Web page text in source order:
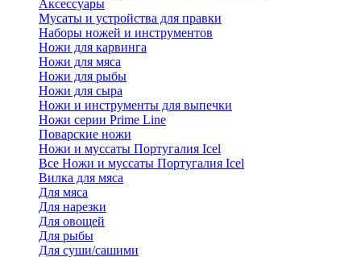
Аксессуары
Мусаты и устройства для правки
Наборы ножей и инструментов
Ножи для карвинга
Ножи для мяса
Ножи для рыбы
Ножи для сыра
Ножи и инструменты для выпечки
Ножи серии Prime Line
Поварские ножи
Ножи и муссаты Португалия Icel
Все Ножи и муссаты Португалия Icel
Вилка для мяса
Для мяса
Для нарезки
Для овощей
Для рыбы
Для суши/сашими